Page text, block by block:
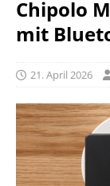
Chipolo
mit
21. April 2026